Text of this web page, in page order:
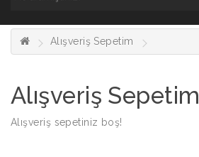
İLETIŞIM
Alışveriş Sepetim
Alışveriş Sepetim
Alışveriş sepetiniz boş!